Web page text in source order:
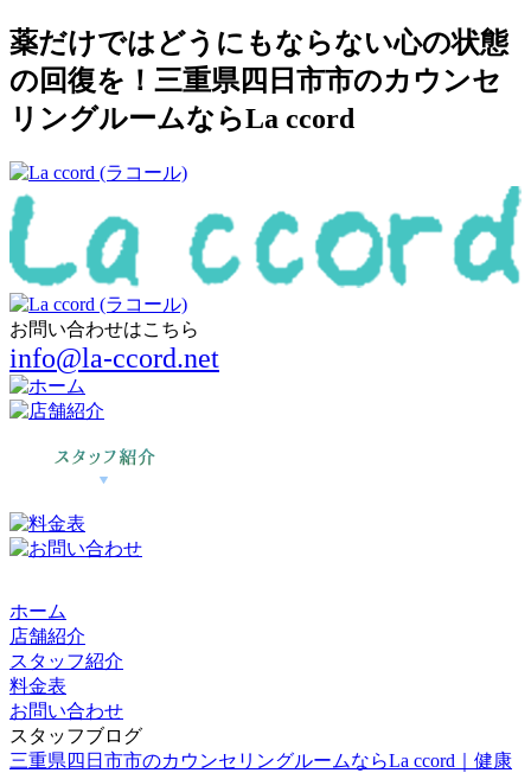
薬だけではどうにもならない心の状態
の回復を！三重県四日市市のカウンセ
リングルームならLa ccord
お問い合わせはこちら
info@la-ccord.net
ホーム
店舗紹介
スタッフ紹介
料金表
お問い合わせ
スタッフブログ
三重県四日市市のカウンセリングルームならLa ccord｜健康